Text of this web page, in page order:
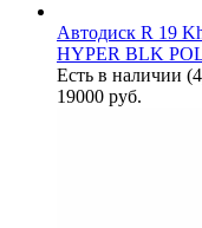
Автодиск R 19
HYPER BLK
Есть в наличии
19000 руб.